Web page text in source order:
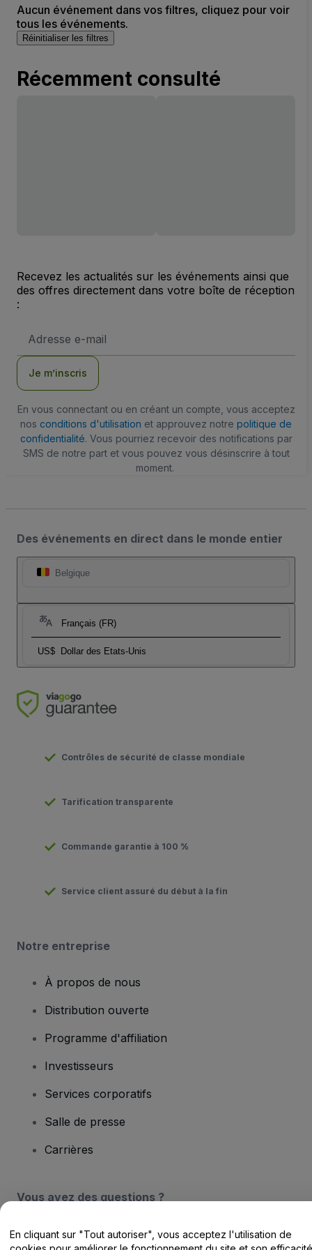
Aucun événement dans vos filtres, cliquez pour voir
tous les événements.
Réinitialiser les filtres
Récemment consulté
Recevez les actualités sur les événements ainsi que
des offres directement dans votre boîte de réception
:
e-
Je m’inscris
En vous connectant ou en créant un compte, vous acceptez
nos conditions d'utilisation et approuvez notre politique de
confidentialité. Vous pourriez recevoir des notifications par
SMS de notre part et vous pouvez vous désinscrire à tout
moment.
Des événements en direct dans le monde entier
Belgique
Français (FR)
US$ Dollar des Etats-Unis
Contrôles de sécurité de classe mondiale
Tarification transparente
Commande garantie à 100 %
Service client assuré du début à la fin
Notre entreprise
À propos de nous
Distribution ouverte
Programme d'affiliation
Investisseurs
Services corporatifs
Salle de presse
Carrières
Vous avez des questions ?
Centre d'assistance / Nous contacter
En cliquant sur "Tout autoriser", vous acceptez l'utilisation de